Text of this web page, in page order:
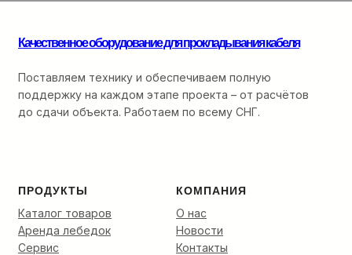
ввода
кабельную
канализацию
до
Качественное оборудование для прокладывания кабеля
Поставляем технику и обеспечиваем полную
поддержку на каждом этапе проекта – от расчётов
до сдачи объекта. Работаем по всему СНГ.
ПРОДУКТЫ
Каталог товаров
Аренда лебедок
Сервис
КОМПАНИЯ
О нас
Новости
Контакты